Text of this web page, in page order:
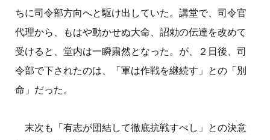
ちに司令部方向へと駆け出していた。講堂で、司令官
代理から、もはや動かせぬ大命、詔勅の伝達を改めて
受けると、堂内は一瞬粛然となった。が、２日後、司
令部で下されたのは、「軍は作戦を継続す」との「別
命」だった。
末次も「有志が団結して徹底抗戦すべし」との決意